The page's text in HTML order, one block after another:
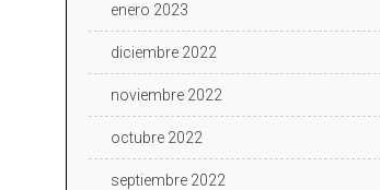
enero 2023
diciembre 2022
noviembre 2022
octubre 2022
septiembre 2022